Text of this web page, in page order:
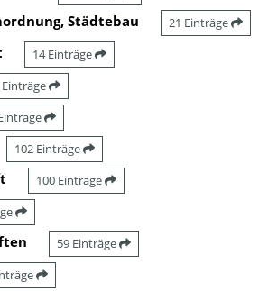
Städtebau 21 Einträge
14 Einträge
102 Einträge
100 Einträge
59 Einträge